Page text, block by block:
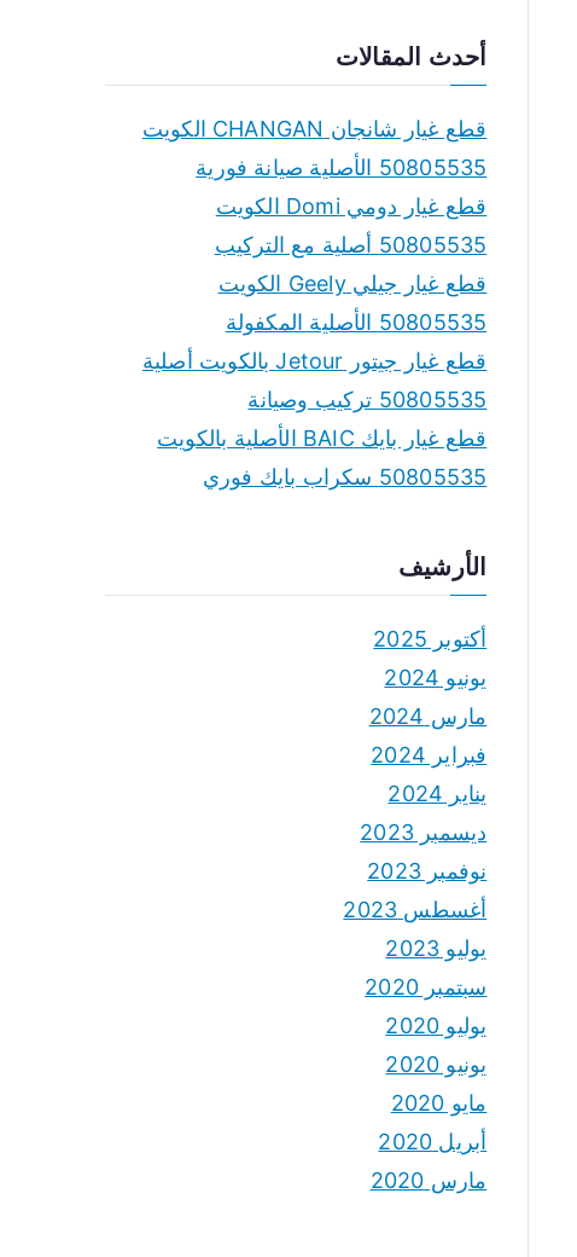
r
أحدث المقالات
قطع غيار شانجان CHANGAN الكويت
50805535 الأصلية صيانة فورية
قطع غيار دومي Domi الكويت
50805535 أصلية مع التركيب
قطع غيار جيلي Geely الكويت
50805535 الأصلية المكفولة
قطع غيار جيتور Jetour بالكويت أصلية
50805535 تركيب وصيانة
قطع غيار بايك BAIC الأصلية بالكويت
50805535 سكراب بايك فوري
الأرشيف
أكتوبر 2025
يونيو 2024
مارس 2024
فبراير 2024
يناير 2024
ديسمبر 2023
نوفمبر 2023
أغسطس 2023
يوليو 2023
سبتمبر 2020
يوليو 2020
يونيو 2020
مايو 2020
أبريل 2020
مارس 2020